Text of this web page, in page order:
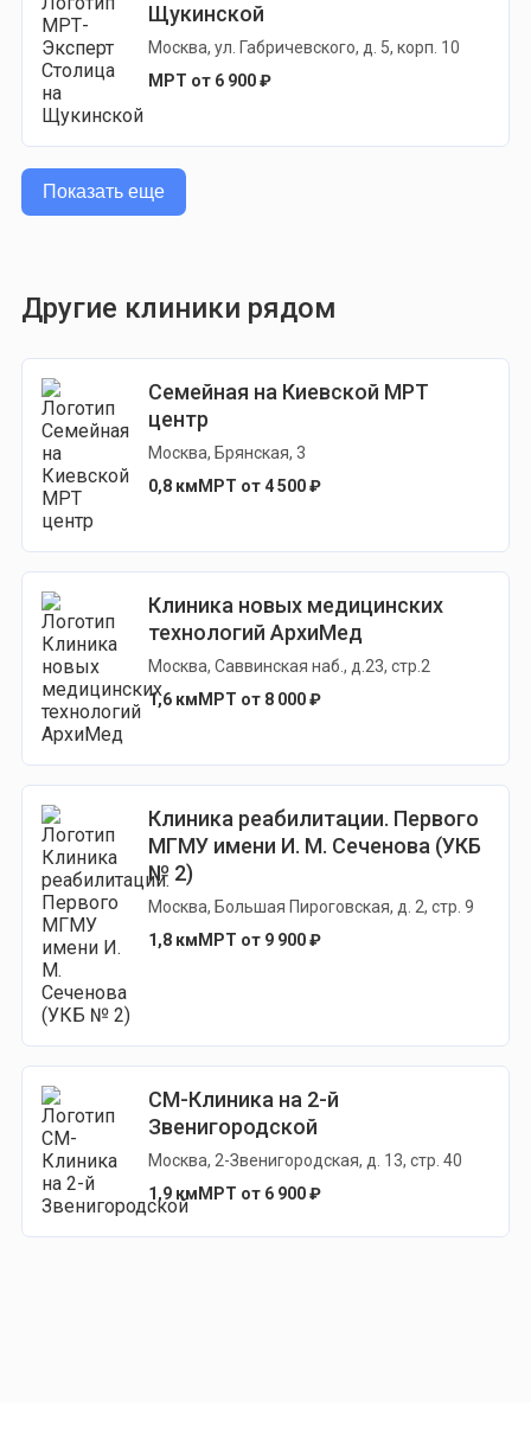
Щукинской
Москва, ул. Габричевского, д. 5, корп. 10
МРТ от 6 900 ₽
Показать еще
Другие клиники рядом
Семейная на Киевской МРТ
центр
Москва, Брянская, 3
0,8 км МРТ от 4 500 ₽
Клиника новых медицинских
технологий АрхиМед
Москва, Саввинская наб., д.23, стр.2
1,6 км МРТ от 8 000 ₽
Клиника реабилитации. Первого
МГМУ имени И. М. Сеченова (УКБ
№ 2)
Москва, Большая Пироговская, д. 2, стр. 9
1,8 км МРТ от 9 900 ₽
СМ-Клиника на 2-й
Звенигородской
Москва, 2-Звенигородская, д. 13, стр. 40
1,9 км МРТ от 6 900 ₽